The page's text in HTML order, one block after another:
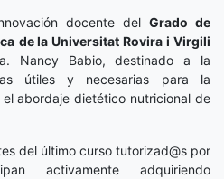
docente delGrado de
de la Universitat Rovira i Virgili
Nancy Babio, destinado a la
útiles y necesarias para la
abordaje dietético nutricional de
del último curso tutorizad@s por
activamente adquiriendo